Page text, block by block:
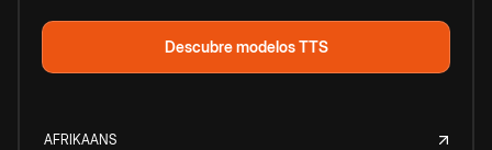
Descubre modelos TTS
AFRIKAANS